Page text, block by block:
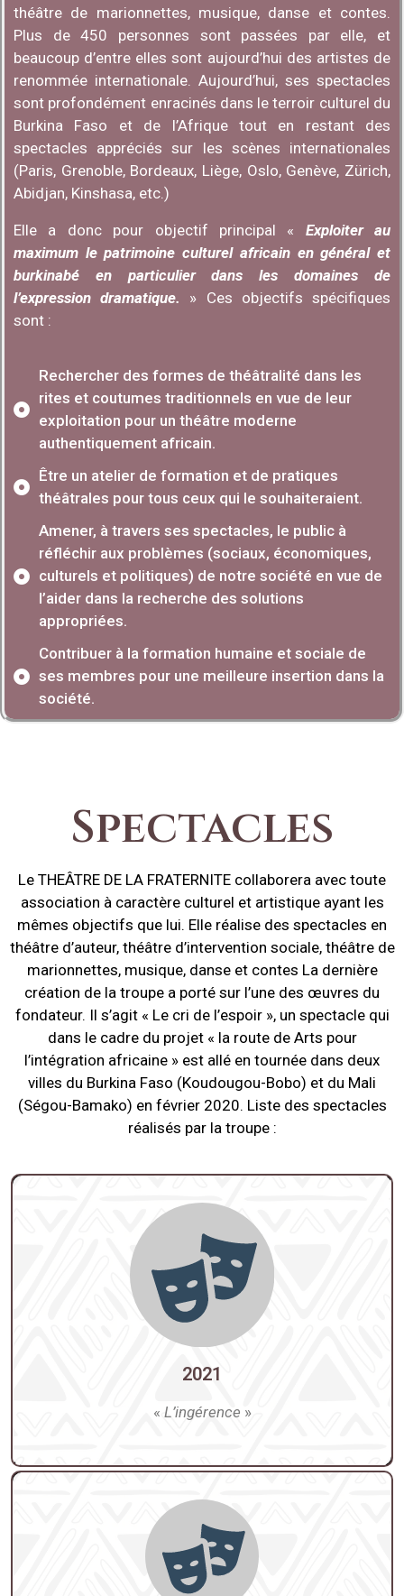
théâtre de marionnettes, musique, danse et contes.
Plus de 450 personnes sont passées par elle, et
beaucoup d’entre elles sont aujourd’hui des artistes de
renommée internationale. Aujourd’hui, ses spectacles
sont profondément enracinés dans le terroir culturel du
Burkina Faso et de l’Afrique tout en restant des
spectacles appréciés sur les scènes internationales
(Paris, Grenoble, Bordeaux, Liège, Oslo, Genève, Zürich,
Abidjan, Kinshasa, etc.)
Elle a donc pour objectif principal « Exploiter au
maximum le patrimoine culturel africain en général et
burkinabé en particulier dans les domaines de
l’expression dramatique. » Ces objectifs spécifiques
sont :
Rechercher des formes de théâtralité dans les
rites et coutumes traditionnels en vue de leur
exploitation pour un théâtre moderne
authentiquement africain.
Être un atelier de formation et de pratiques
théâtrales pour tous ceux qui le souhaiteraient.
Amener, à travers ses spectacles, le public à
réfléchir aux problèmes (sociaux, économiques,
culturels et politiques) de notre société en vue de
l’aider dans la recherche des solutions
appropriées.
Contribuer à la formation humaine et sociale de
ses membres pour une meilleure insertion dans la
société.
Spectacles
Le THEÂTRE DE LA FRATERNITE collaborera avec toute
association à caractère culturel et artistique ayant les
mêmes objectifs que lui. Elle réalise des spectacles en
théâtre d’auteur, théâtre d’intervention sociale, théâtre de
marionnettes, musique, danse et contes La dernière
création de la troupe a porté sur l’une des œuvres du
fondateur. Il s’agit « Le cri de l’espoir », un spectacle qui
dans le cadre du projet « la route de Arts pour
l’intégration africaine » est allé en tournée dans deux
villes du Burkina Faso (Koudougou-Bobo) et du Mali
(Ségou-Bamako) en février 2020. Liste des spectacles
réalisés par la troupe :
2021
« L’ingérence »